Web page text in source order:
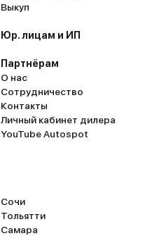
Выкуп
Юр. лицам и ИП
Партнёрам
О нас
Сотрудничество
Контакты
Личный кабинет дилера
YouTube Autospot
Сочи
Тольятти
Самара